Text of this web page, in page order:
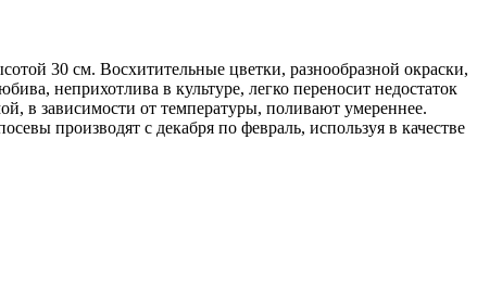
30 см. Восхитительные цветки, разнообразной окраски,
неприхотлива в культуре, легко переносит недостаток
в зависимости от температуры, поливают умереннее.
производят с декабря по февраль, используя в качестве